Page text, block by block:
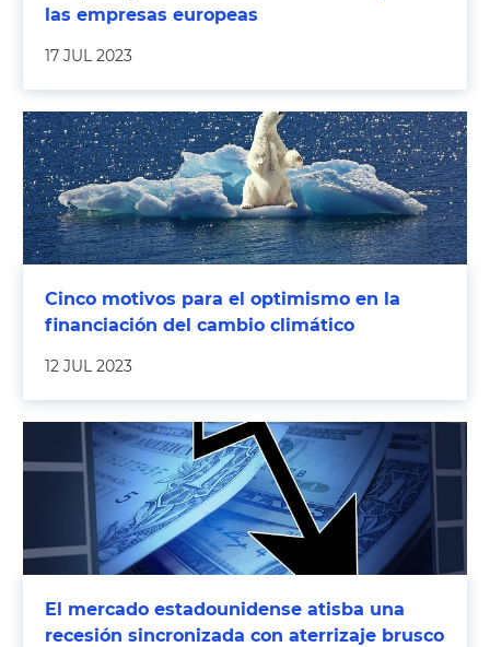
las empresas europeas
17 JUL 2023
Cinco motivos para el optimismo en la
financiación del cambio climático
12 JUL 2023
El mercado estadounidense atisba una
recesión sincronizada con aterrizaje brusco